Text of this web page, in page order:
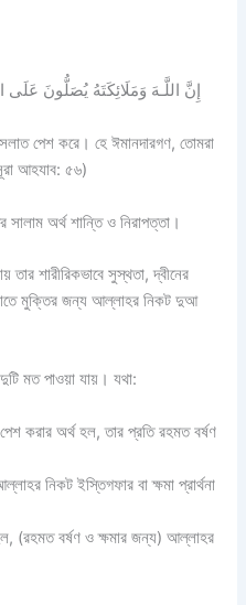
إِنَّ اللَّـهَ وَمَلَائِكَتَهُ يُصَلُّونَ عَلَى
পেশ করে। হে ঈমানদারগণ, তোমরা
আহযাব: ৫৬)
সালাম অর্থ শান্তি ও নিরাপত্তা।
শারীরিকভাবে সুস্থতা, দ্বীনের
মুক্তির জন্য আল্লাহর নিকট দুআ
মত পাওয়া যায়। যথা:
করার অর্থ হল, তার প্রতি রহমত বর্ষণ
নিকট ইস্তিগফার বা ক্ষমা প্রার্থনা
(রহমত বর্ষণ ও ক্ষমার জন্য) আল্লাহর